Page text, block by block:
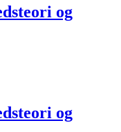
og
og